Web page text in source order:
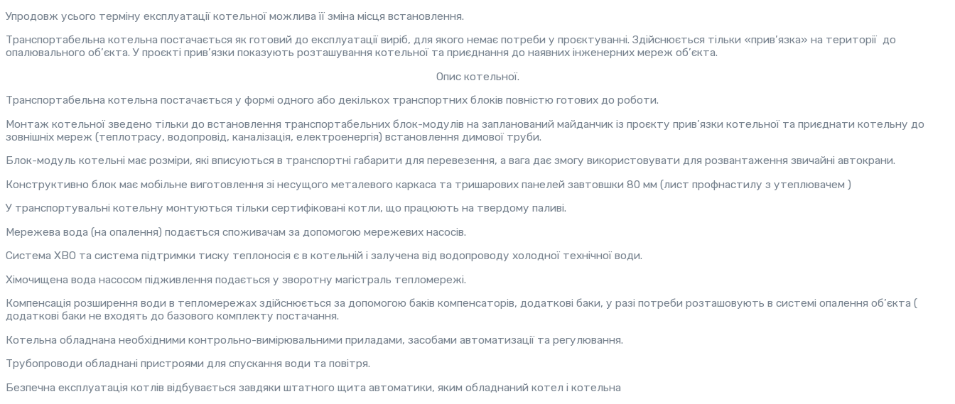
Упродовж усього терміну експлуатації котельної можлива її зміна місця встановлення.
Транспортабельна котельна постачається як готовий до експлуатації виріб, для якого немає потреби у проєктуванні. Здійснюється тільки «прив’язка» на території до
опалювального об’єкта. У проєкті прив’язки показують розташування котельної та приєднання до наявних інженерних мереж об’єкта.
Опис котельної.
Транспортабельна котельна постачається у формі одного або декількох транспортних блоків повністю готових до роботи.
Монтаж котельної зведено тільки до встановлення транспортабельних блок-модулів на запланований майданчик із проєкту прив’язки котельної та приєднати котельну до
зовнішніх мереж (теплотрасу, водопровід, каналізація, електроенергія) встановлення димової труби.
Блок-модуль котельні має розміри, які вписуються в транспортні габарити для перевезення, а вага дає змогу використовувати для розвантаження звичайні автокрани.
Конструктивно блок має мобільне виготовлення зі несущого металевого каркаса та тришарових панелей завтовшки 80 мм (лист профнастилу з утеплювачем )
У транспортувальні котельну монтуються тільки сертифіковані котли, що працюють на твердому паливі.
Мережева вода (на опалення) подається споживачам за допомогою мережевих насосів.
Система ХВО та система підтримки тиску теплоносія є в котельній і залучена від водопроводу холодної технічної води.
Хімочищена вода насосом підживлення подається у зворотну магістраль тепломережі.
Компенсація розширення води в тепломережах здійснюється за допомогою баків компенсаторів, додаткові баки, у разі потреби розташовують в системі опалення об’єкта (
додаткові баки не входять до базового комплекту постачання.
Котельна обладнана необхідними контрольно-вимірювальними приладами, засобами автоматизації та регулювання.
Трубопроводи обладнані пристроями для спускання води та повітря.
Безпечна експлуатація котлів відбувається завдяки штатного щита автоматики, яким обладнаний котел і котельна